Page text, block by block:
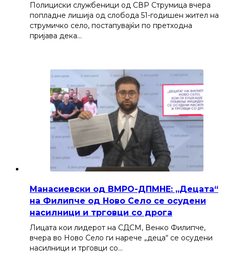
Полициски службеници од СВР Струмица вчера
попладне лишија од слобода 51-годишен жител на
струмичко село, постапувајќи по претходна
пријава дека…
Манасиевски од ВМРО-ДПМНЕ: „Децата“
на Филипче од Ново Село се осудени
насилници и трговци со дрога
Лицата кои лидерот на СДСМ, Венко Филипче,
вчера во Ново Село ги нарече „деца“ се осудени
насилници и трговци со…